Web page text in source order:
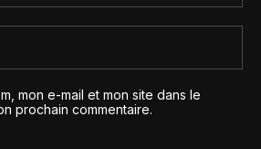
mon e-mail et mon site dans le
prochain commentaire.